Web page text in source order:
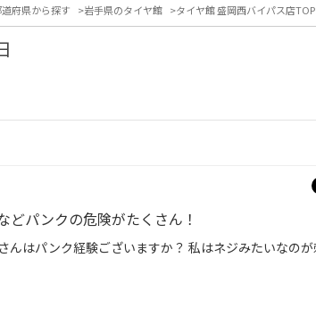
府県から探す 岩手県のタイヤ館 タイヤ館 盛岡西バイパス店TOP
どパンクの危険がたくさん！